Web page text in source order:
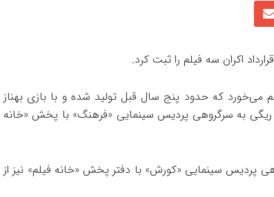
اکران سه فیلم را ثبت کرد.
می‌خورد که حدود پنج سال قبل تولید شده و با بازی بهناز
ریگی به سرگروهی پردیس سینمایی «فرهنگ» با پخش «خانه
پردیس سینمایی «کورش» با دفتر پخش «خانه فیلم» نیز از